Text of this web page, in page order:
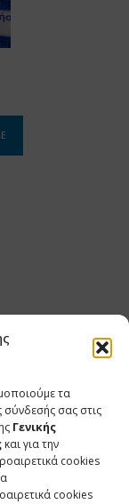
τα
σύνδεσής σας στις
Γενικής
και για την
cookies
cookies